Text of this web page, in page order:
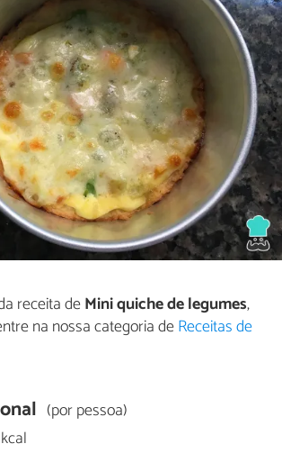
receita deMini quiche de legumes,
na nossa categoria deReceitas de
(por pessoa)